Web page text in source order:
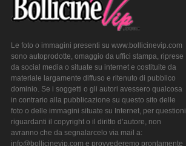
Le foto o immagini presenti su www.bollicinevip.com
sono autoprodotte, omaggio da uffici stampa, riprese
da social media o situate su internet e costituite da
materiale largamente diffuso e ritenuto di pubblico
dominio. Se i soggetti o gli autori avessero qualcosa
in contrario alla pubblicazione su questo sito delle
foto o delle immagini situate su Internet, per questioni
riguardanti il copyright o il diritto d’autore, non
avranno che da segnalarcelo via mail a:
info@bollicinevip.com e provvederemo prontamente